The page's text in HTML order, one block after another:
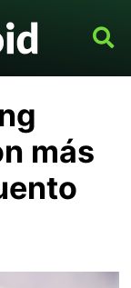
más